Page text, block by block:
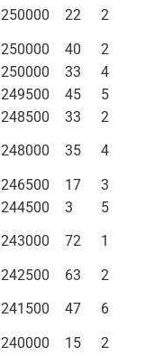
250000 22
2
250000 40
2
250000 33
4
249500 45
5
248500 33
2
248000 35
4
246500 17
3
244500 3
5
243000 72
1
242500 63
2
241500 47
6
240000 15
2